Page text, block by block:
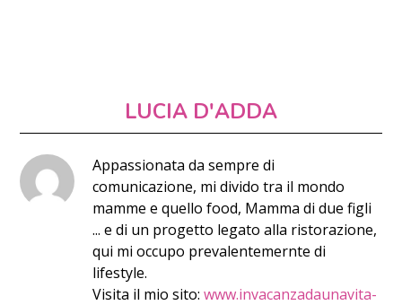
LUCIA D'ADDA
Appassionata da sempre di
comunicazione, mi divido tra il mondo
mamme e quello food, Mamma di due figli
... e di un progetto legato alla ristorazione,
qui mi occupo prevalentemernte di
lifestyle.
Visita il mio sito:www.invacanzadaunavita-